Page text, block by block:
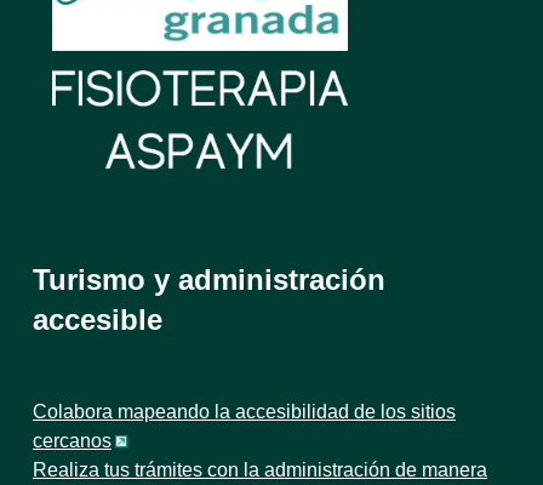
Turismo y administración
accesible
Colabora mapeando la accesibilidad de los sitios
cercanos
Realiza tus trámites con la administración de manera